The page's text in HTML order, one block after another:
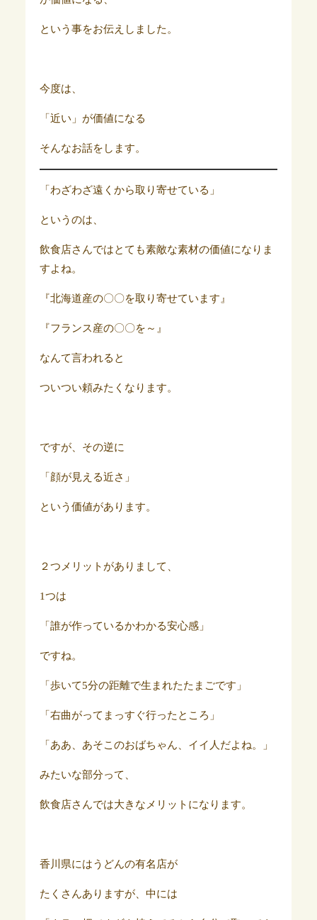
という事をお伝えしました。
今度は、
「近い」が価値になる
そんなお話をします。
「わざわざ遠くから取り寄せている」
というのは、
飲食店さんではとても素敵な素材の価値になりま
すよね。
『北海道産の〇〇を取り寄せています』
『フランス産の〇〇を～』
なんて言われると
ついつい頼みたくなります。
ですが、その逆に
「顔が見える近さ」
という価値があります。
２つメリットがありまして、
1つは
「誰が作っているかわかる安心感」
ですね。
「歩いて5分の距離で生まれたたまごです」
「右曲がってまっすぐ行ったところ」
「ああ、あそこのおばちゃん、イイ人だよね。」
みたいな部分って、
飲食店さんでは大きなメリットになります。
香川県にはうどんの有名店が
たくさんありますが、中には